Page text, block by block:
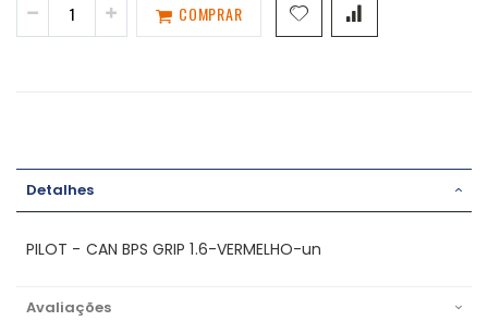
COMPRAR
Detalhes
PILOT - CAN BPS GRIP 1.6-VERMELHO-un
Avaliações